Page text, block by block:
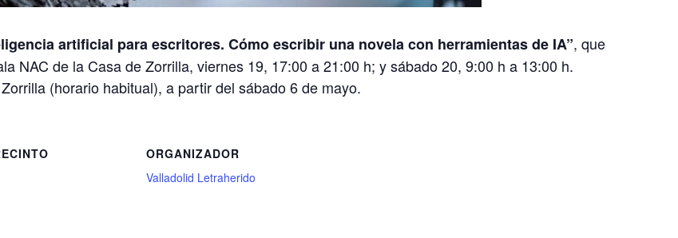
artificial para escritores. Cómo escribir una novela con herramientas de IA”, que
NAC de la Casa de Zorrilla, viernes 19, 17:00 a 21:00 h; y sábado 20, 9:00 h a 13:00 h.
(horario habitual), a partir del sábado 6 de mayo.
ORGANIZADOR
Valladolid Letraherido